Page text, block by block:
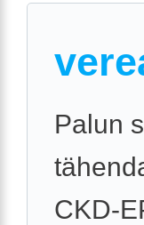
Palun
CKD-